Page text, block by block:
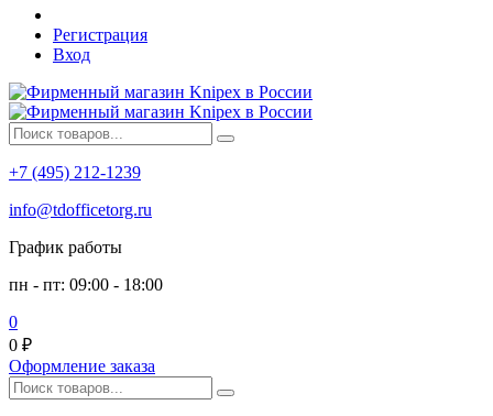
Регистрация
Вход
+7 (495) 212-1239
info@tdofficetorg.ru
График работы
пн - пт: 09:00 - 18:00
0
0 ₽
Оформление заказа